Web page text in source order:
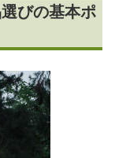
びの基本ポ